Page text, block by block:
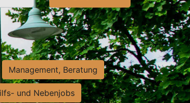
Management, Beratung
und Nebenjobs